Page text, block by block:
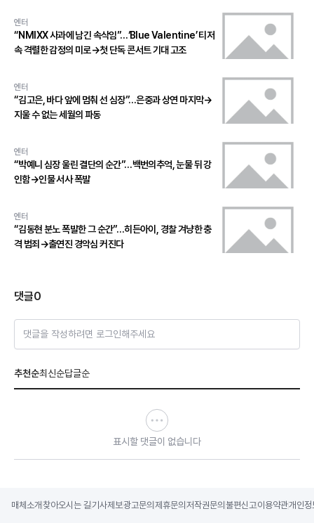
엔터
“NMIXX 사과에 남긴 속삭임”…‘Blue Valentine’ 티저
속 격렬한 감정의 미로→첫 단독 콘서트 기대 고조
엔터
“김고은, 바다 앞에 멈춰 선 심장”…은중과 상연 마지막→
지울 수 없는 세월의 파동
엔터
“박예니 심장 울린 결단의 순간”…백번의추억, 눈물 뒤 강
인함→인물 서사 폭발
엔터
“김동현 분노 폭발한 그 순간”…히든아이, 경찰 겨냥한 충
격 범죄→출연진 경악심 커진다
댓글0
댓글을 작성하려면 로그인해주세요
추천순최신순답글순
표시할 댓글이 없습니다
매체소개 찾아오시는 길기사제보광고문의 제휴문의 저작권문의 불편신고이용약관개인정